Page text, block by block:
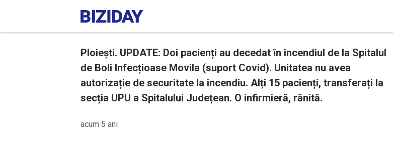
Ploiești. UPDATE: Doi pacienți au decedat în incendiul de la Spitalul
de Boli Infecțioase Movila (suport Covid). Unitatea nu avea
autorizație de securitate la incendiu. Alți 15 pacienți, transferați la
secția UPU a Spitalului Județean. O infirmieră, rănită.
acum 5 ani